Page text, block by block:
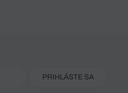
PRIHLÁSTE SA